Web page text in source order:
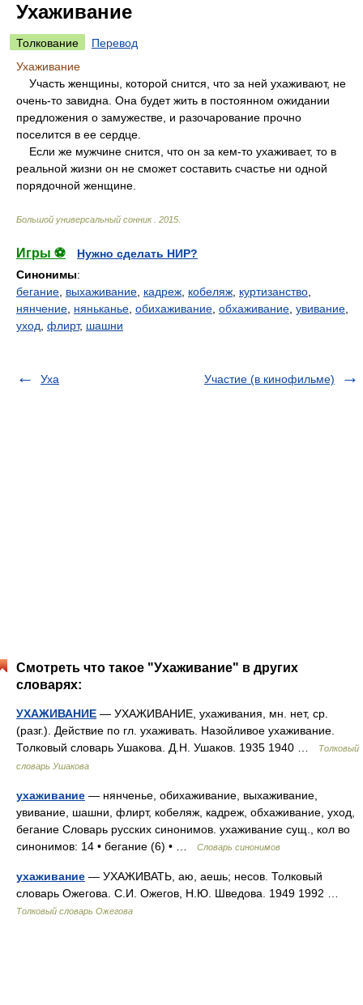
Ухаживание
Толкование
Перевод
Ухаживание
Участь женщины, которой снится, что за ней ухаживают, не
очень-то завидна. Она будет жить в постоянном ожидании
предложения о замужестве, и разочарование прочно
поселится в ее сердце.
Если же мужчине снится, что он за кем-то ухаживает, то в
реальной жизни он не сможет составить счастье ни одной
порядочной женщине.
Большой универсальный сонник 2015
Игры ⚽
Нужно сделать НИР?
Синонимы:
бегание выхаживание кадреж кобеляж куртизанство
нянчение няньканье обихаживание обхаживание увивание
уход флирт, шашни
Уха Участие (в кинофильме)
Смотреть что такое "Ухаживание" в других
словарях:
УХАЖИВАНИЕ — УХАЖИВАНИЕ, ухаживания, мн. нет, ср.
(разг.). Действие по гл. ухаживать. Назойливое ухаживание.
Толковый словарь Ушакова. Д.Н. Ушаков. 1935 1940 …
Толковый
словарь Ушакова
ухаживание — нянченье, обихаживание, выхаживание,
увивание, шашни, флирт, кобеляж, кадреж, обхаживание, уход,
бегание Словарь русских синонимов. ухаживание сущ., кол во
синонимов: 14 • бегание (6) • …
Словарь синонимов
ухаживание — УХАЖИВАТЬ, аю, аешь; несов. Толковый
словарь Ожегова. С.И. Ожегов, Н.Ю. Шведова. 1949 1992 …
Толковый словарь Ожегова